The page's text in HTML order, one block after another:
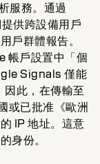
服務。通過
供跨設備用戶
戶群體報告。
帳戶設置中「個
Signals 僅能
因此，在傳輸至
或已批准《歐洲
IP 地址。這意
身份。